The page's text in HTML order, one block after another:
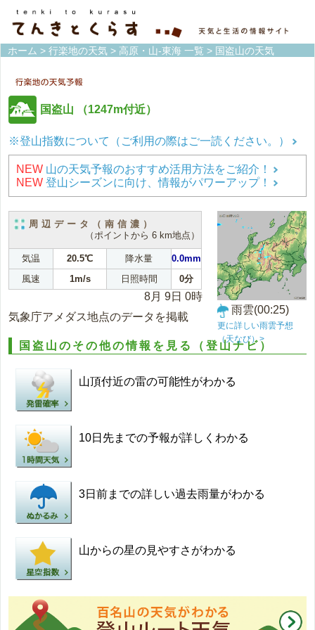
ホーム > 行楽地の天気 > 高原・山-東海 一覧 > 国盗山の天気
国盗山 （1247m付近）
※登山指数について（ご利用の際はご一読ください。）
NEW 山の天気予報のおすすめ活用方法をご紹介！
NEW 登山シーズンに向け、情報がパワーアップ！
周辺データ（南信濃）
（ポイントから 6 km地点）
気温 20.5℃ 降水量
0.0mm
風速
1m/s 日照時間 0分
8月 9日 0時
気象庁アメダス地点のデータを掲載
雨雲(00:25)
更に詳しい雨雲予想
（天なび）>
国盗山のその他の情報を見る（登山ナビ）
山頂付近の雷の可能性がわかる
10日先までの予報が詳しくわかる
3日前までの詳しい過去雨量がわかる
山からの星の見やすさがわかる